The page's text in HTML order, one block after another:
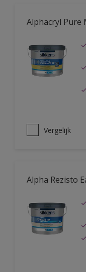
Alphacryl Pure
Vergelijk
Alpha Rezisto